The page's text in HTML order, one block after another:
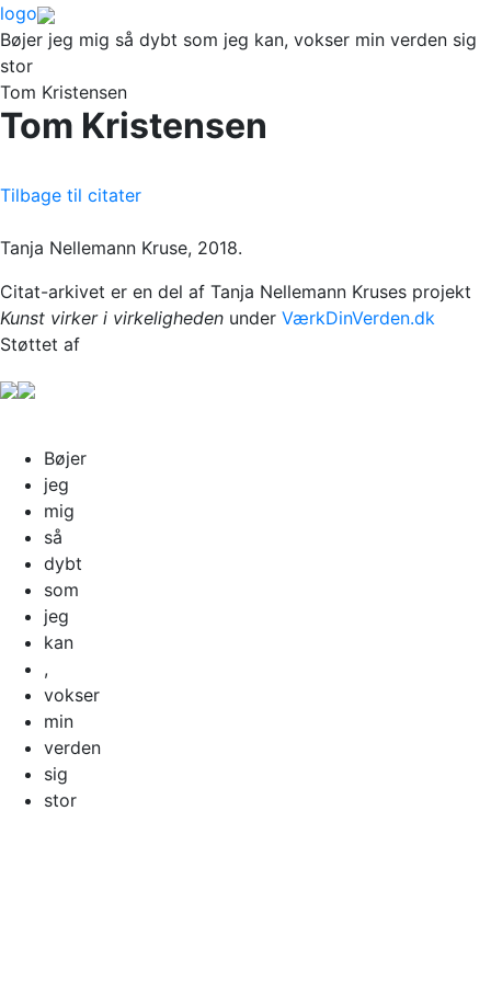
logo
Bøjer jeg mig så dybt som jeg kan, vokser min verden sig
stor
Tom Kristensen
Tom Kristensen
Tilbage til citater
Tanja Nellemann Kruse, 2018.
Citat-arkivet er en del af Tanja Nellemann Kruses projekt
Kunst virker i virkeligheden under VærkDinVerden.dk
Støttet af
Bøjer
jeg
mig
så
dybt
som
jeg
kan
,
vokser
min
verden
sig
stor